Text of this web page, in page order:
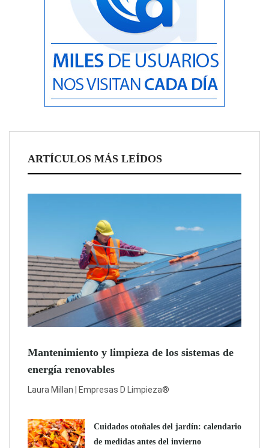
ARTÍCULOS MÁS LEÍDOS
Mantenimiento y limpieza de los sistemas de
energía renovables
Laura Millan | Empresas D Limpieza®
Cuidados otoñales del jardín: calendario
de medidas antes del invierno